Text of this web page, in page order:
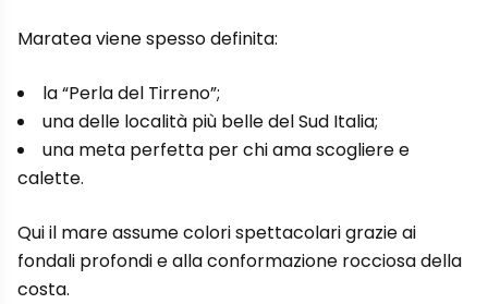
Maratea viene spesso definita:
la “Perla del Tirreno”;
una delle località più belle del Sud Italia;
una meta perfetta per chi ama scogliere e
calette.
Qui il mare assume colori spettacolari grazie ai
fondali profondi e alla conformazione rocciosa della
costa.